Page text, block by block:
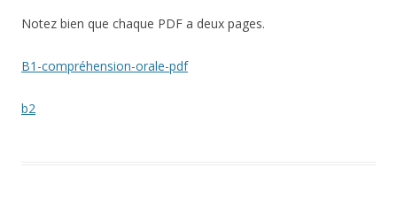
Notez bien que chaque PDF a deux pages.
B1-compréhension-orale-pdf
b2